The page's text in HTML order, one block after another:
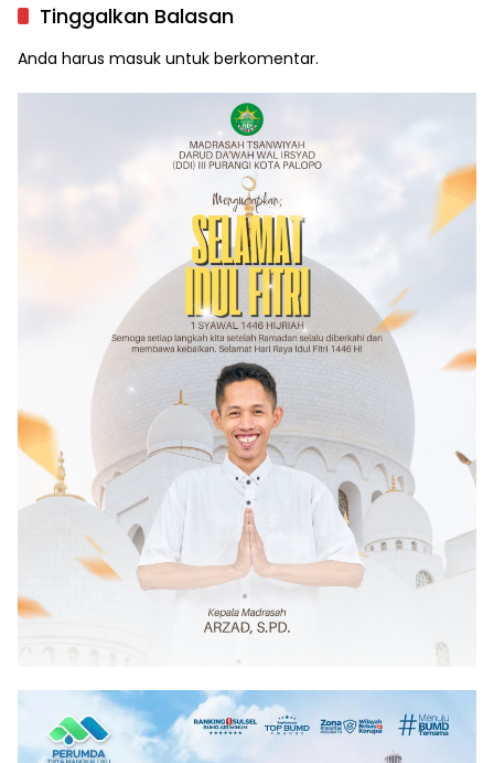
Tinggalkan Balasan
Anda harus masuk untuk berkomentar.